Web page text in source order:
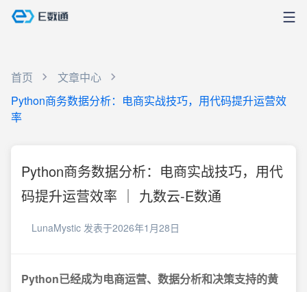
首页
文章中心
Python商务数据分析：电商实战技巧，用代码提升运营效
率
Python商务数据分析：电商实战技巧，用代
码提升运营效率 ｜ 九数云-E数通
LunaMystic 发表于2026年1月28日
Python已经成为电商运营、数据分析和决策支持的黄